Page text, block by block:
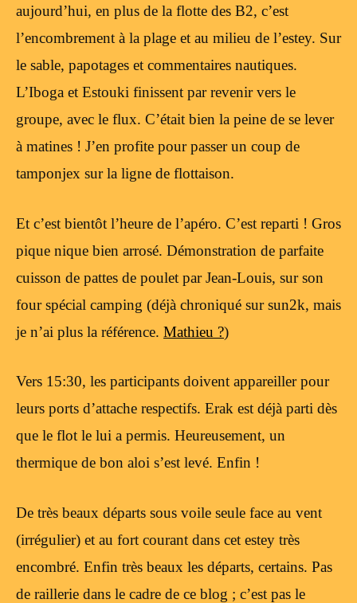
aujourd’hui, en plus de la flotte des B2, c’est
l’encombrement à la plage et au milieu de l’estey. Sur
le sable, papotages et commentaires nautiques.
L’Iboga et Estouki finissent par revenir vers le
groupe, avec le flux. C’était bien la peine de se lever
à matines ! J’en profite pour passer un coup de
tamponjex sur la ligne de flottaison.
Et c’est bientôt l’heure de l’apéro. C’est reparti ! Gros
pique nique bien arrosé. Démonstration de parfaite
cuisson de pattes de poulet par Jean-Louis, sur son
four spécial camping (déjà chroniqué sur sun2k, mais
je n’ai plus la référence. Mathieu ?)
Vers 15:30, les participants doivent appareiller pour
leurs ports d’attache respectifs. Erak est déjà parti dès
que le flot le lui a permis. Heureusement, un
thermique de bon aloi s’est levé. Enfin !
De très beaux départs sous voile seule face au vent
(irrégulier) et au fort courant dans cet estey très
encombré. Enfin très beaux les départs, certains. Pas
de raillerie dans le cadre de ce blog ; c’est pas le